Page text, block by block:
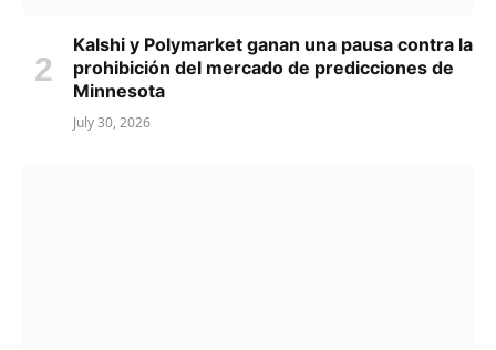
Kalshi y Polymarket ganan una pausa contra la
prohibición del mercado de predicciones de
Minnesota
July 30, 2026